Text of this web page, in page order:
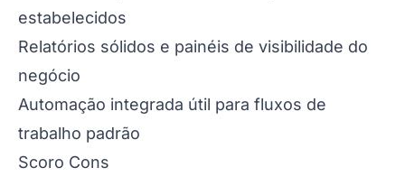
estabelecidos
Relatórios sólidos e painéis de visibilidade do
negócio
Automação integrada útil para fluxos de
trabalho padrão
Scoro Cons